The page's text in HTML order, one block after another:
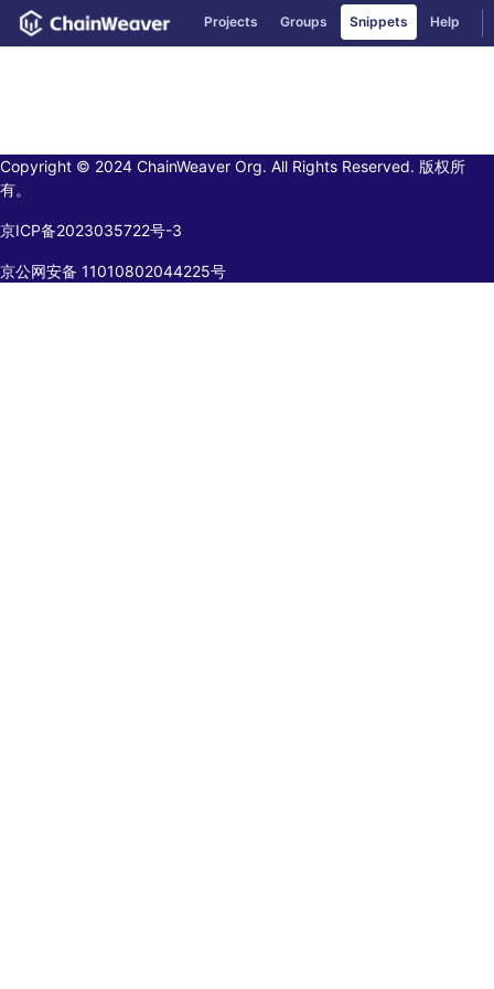
Skip to content
GitLab Projects Groups Snippets Help
Copyright © 2024 ChainWeaver Org. All Rights Reserved. 版权所
有。
京ICP备2023035722号-3
京公网安备 11010802044225号